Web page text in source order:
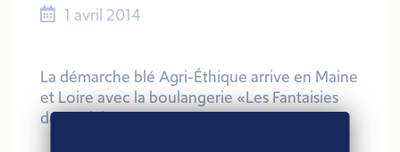
1 avril 2014
La démarche blé Agri-Éthique arrive en Maine
et Loire avec la boulangerie «Les Fantaisies
des 3 Rivières», mars 2014